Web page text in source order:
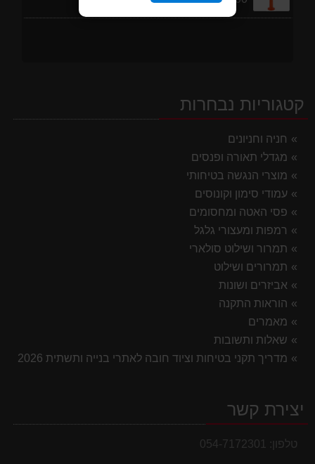
קטגוריות נבחרות
חניה וחניונים
מגדלי תאורה ופנסים
מוצרי הנגשה בטיחותי
עמודי סימון וקונוסים
פסי האטה ומחסומים
רמפות ומעצורי גלגל
תמרור ושילוט סולארי
תמרורים ושילוט
אביזרים ושונות
הוראות התקנה
מאמרים
שאלות ותשובות
מדריך תקני בטיחות וציוד חובה לאתרי בנייה ותשתית 2026
יצירת קשר
טלפון: 054-7172301